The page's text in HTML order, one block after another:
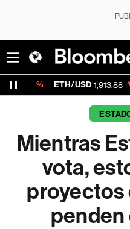
USD 1,913.88 -0.01%
Mientras
vota,
penden